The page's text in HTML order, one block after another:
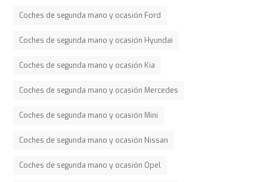
Coches de segunda mano y ocasión Ford
Coches de segunda mano y ocasión Hyundai
Coches de segunda mano y ocasión Kia
Coches de segunda mano y ocasión Mercedes
Coches de segunda mano y ocasión Mini
Coches de segunda mano y ocasión Nissan
Coches de segunda mano y ocasión Opel